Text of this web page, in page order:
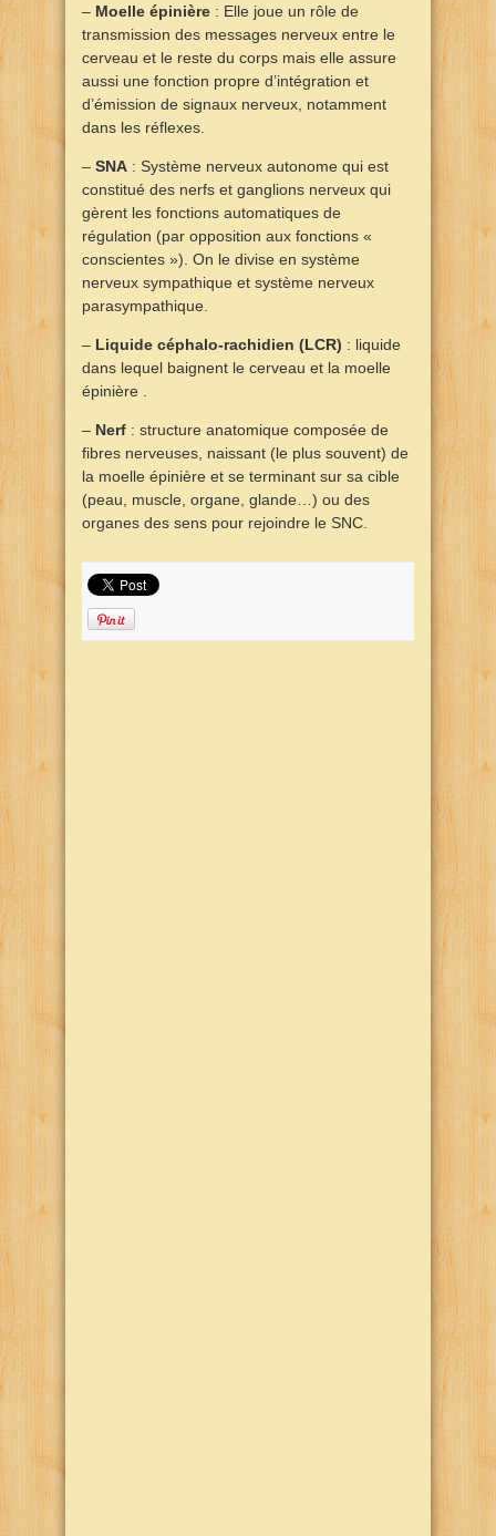
– Moelle épinière : Elle joue un rôle de
transmission des messages nerveux entre le
cerveau et le reste du corps mais elle assure
aussi une fonction propre d’intégration et
d’émission de signaux nerveux, notamment
dans les réflexes.
– SNA : Système nerveux autonome qui est
constitué des nerfs et ganglions nerveux qui
gèrent les fonctions automatiques de
régulation (par opposition aux fonctions «
conscientes »). On le divise en système
nerveux sympathique et système nerveux
parasympathique.
– Liquide céphalo-rachidien (LCR) : liquide
dans lequel baignent le cerveau et la moelle
épinière .
– Nerf : structure anatomique composée de
fibres nerveuses, naissant (le plus souvent) de
la moelle épinière et se terminant sur sa cible
(peau, muscle, organe, glande…) ou des
organes des sens pour rejoindre le SNC.